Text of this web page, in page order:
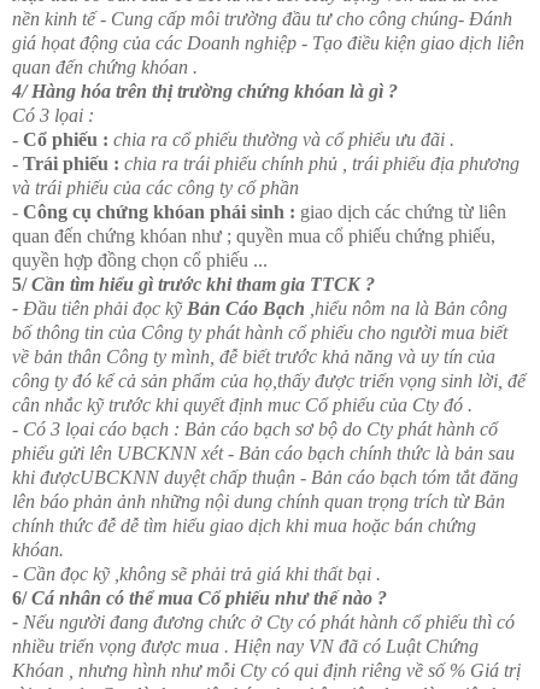
nền kinh tế - Cung cấp môi trường đầu tư cho công chúng- Đánh
giá họat động của các Doanh nghiệp - Tạo điều kiện giao dịch liên
quan đến chứng khóan .
4/ Hàng hóa trên thị trường chứng khóan là gì ?
Có 3 lọai :
- Cổ phiếu : chia ra cổ phiếu thường và cổ phiếu ưu đãi .
- Trái phiếu : chia ra trái phiếu chính phủ , trái phiếu địa phương
và trái phiếu của các công ty cổ phần
- Công cụ chứng khóan phái sinh : giao dịch các chứng từ liên
quan đến chứng khóan như ; quyền mua cổ phiếu chứng phiếu,
quyền hợp đồng chọn cổ phiếu ...
5/Cần tìm hiểu gì trước khi tham gia TTCK ?
- Đầu tiên phải đọc kỹ Bản Cáo Bạch ,hiểu nôm na là Bản công
bố thông tin của Công ty phát hành cổ phiếu cho người mua biết
về bản thân Công ty mình, đễ biết trước khả năng và uy tín của
công ty đó kể cả sản phẩm của họ,thấy được triển vọng sinh lời, để
cân nhắc kỹ trước khi quyết định muc Cổ phiếu của Cty đó .
- Có 3 lọai cáo bạch : Bản cáo bạch sơ bộ do Cty phát hành cổ
phiếu gửi lên UBCKNN xét - Bản cáo bạch chính thức là bản sau
khi đượcUBCKNN duyệt chấp thuận - Bản cáo bạch tóm tắt đăng
lên báo phản ảnh những nội dung chính quan trọng trích từ Bản
chính thức đễ dễ tìm hiểu giao dịch khi mua hoặc bán chứng
khóan.
- Cần đọc kỹ ,không sẽ phải trả giá khi thất bại .
6/Cá nhân có thể mua Cổ phiếu như thế nào ?
- Nếu người đang đương chức ở Cty có phát hành cổ phiếu thì có
nhiều triển vọng được mua . Hiện nay VN đã có Luật Chứng
Khóan , nhưng hình như mỗi Cty có qui định riêng về số % Giá trị